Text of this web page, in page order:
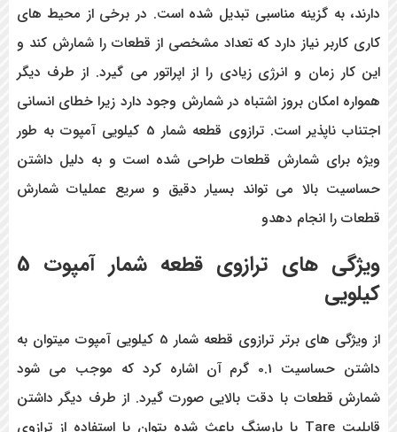
دارند، به گزینه مناسبی تبدیل شده است. در برخی از محیط های
کاری کاربر نیاز دارد که تعداد مشخصی از قطعات را شمارش کند و
این کار زمان و انرژی زیادی را از اپراتور می گیرد. از طرف دیگر
همواره امکان بروز اشتباه در شمارش وجود دارد زیرا خطای انسانی
اجتناب ناپذیر است. ترازوی قطعه شمار 5 کیلویی آمپوت به طور
ویژه برای شمارش قطعات طراحی شده است و به دلیل داشتن
حساسیت بالا می تواند بسیار دقیق و سریع عملیات شمارش
قطعات را انجام دهدو
ویژگی های ترازوی قطعه شمار آمپوت 5
کیلویی
از ویژگی های برتر ترازوی قطعه شمار 5 کیلویی آمپوت میتوان به
داشتن حساسیت 0.1 گرم آن اشاره کرد که موجب می شود
شمارش قطعات با دقت بالایی صورت گیرد. از طرف دیگر داشتن